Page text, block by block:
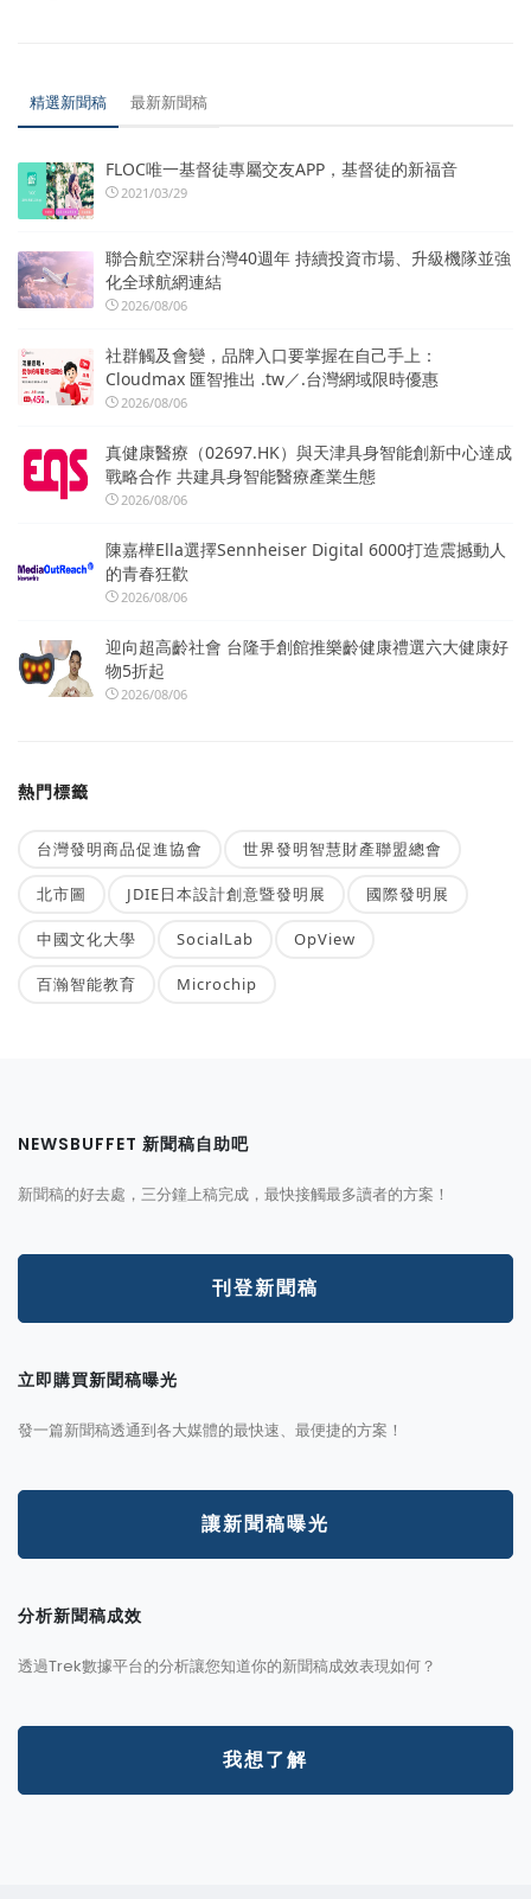
精選新聞稿 最新新聞稿
FLOC唯一基督徒專屬交友APP，基督徒的新福音
2021/03/29
聯合航空深耕台灣40週年 持續投資市場、升級機隊並強
化全球航網連結
2026/08/06
社群觸及會變，品牌入口要掌握在自己手上：
Cloudmax 匯智推出 .tw／.台灣網域限時優惠
2026/08/06
真健康醫療（02697.HK）與天津具身智能創新中心達成
戰略合作 共建具身智能醫療產業生態
2026/08/06
陳嘉樺Ella選擇Sennheiser Digital 6000打造震撼動人
的青春狂歡
2026/08/06
迎向超高齡社會 台隆手創館推樂齡健康禮選六大健康好
物5折起
2026/08/06
熱門標籤
台灣發明商品促進協會 世界發明智慧財產聯盟總會
北市圖 JDIE日本設計創意暨發明展 國際發明展
中國文化大學 SocialLab OpView
百瀚智能教育 Microchip
NEWSBUFFET 新聞稿自助吧
新聞稿的好去處，三分鐘上稿完成，最快接觸最多讀者的方案！
刊登新聞稿
立即購買新聞稿曝光
發一篇新聞稿透通到各大媒體的最快速、最便捷的方案！
讓新聞稿曝光
分析新聞稿成效
透過Trek數據平台的分析讓您知道你的新聞稿成效表現如何？
我想了解